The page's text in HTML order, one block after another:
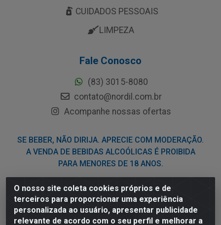
O nosso site coleta cookies próprios e de
terceiros para proporcionar uma experiência
personalizada ao usuário, apresentar publicidade
relevante de acordo com o seu perfil e melhorar a
CUIDADOS PESSOAIS
LIMPEZA
Fale Conosco
(83) 3015-8080
contato@nordil.com.br
Acompanhe nossas ofertas
SE BEBER, NÃO DIRIJA. APRECIE COM MODERAÇÃO.
A VENDA DE BEBIDAS ALCOÓLICAS É PROIBIDA
PARA MENORES DE 18 ANOS.
Nordil Distribuidora - Avenida Liberdade, 2738, Bloco F -
Sesi - Bayeux/PB - CEP 58.111-400 - CNPJ
03.775.813/0001-41